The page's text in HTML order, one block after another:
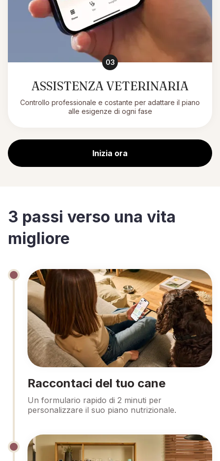
03
ASSISTENZA VETERINARIA
Controllo professionale e costante per adattare il piano
alle esigenze di ogni fase
Inizia ora
3 passi verso una vita
migliore
Raccontaci del tuo cane
Un formulario rapido di 2 minuti per
personalizzare il suo piano nutrizionale.